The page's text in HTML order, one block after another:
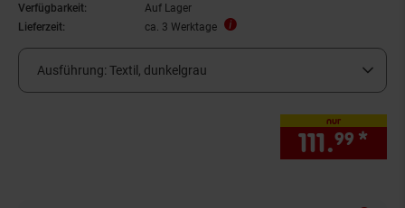
Verfügbarkeit:
Auf Lager
Lieferzeit:
ca. 3 Werktage
Ausführung: Textil, dunkelgrau
nur
111.99 *